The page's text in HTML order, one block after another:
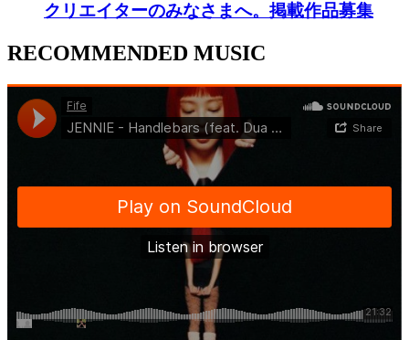
クリエイターのみなさまへ。掲載作品募集
RECOMMENDED MUSIC